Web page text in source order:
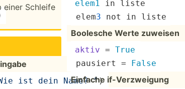
einer Schleife
ist dein Name? ")
elem1 in liste
elem3 not in liste
Boolesche Werte zuweisen
aktiv = True
pausiert = False
Einfache if-Ver­zwe­igung